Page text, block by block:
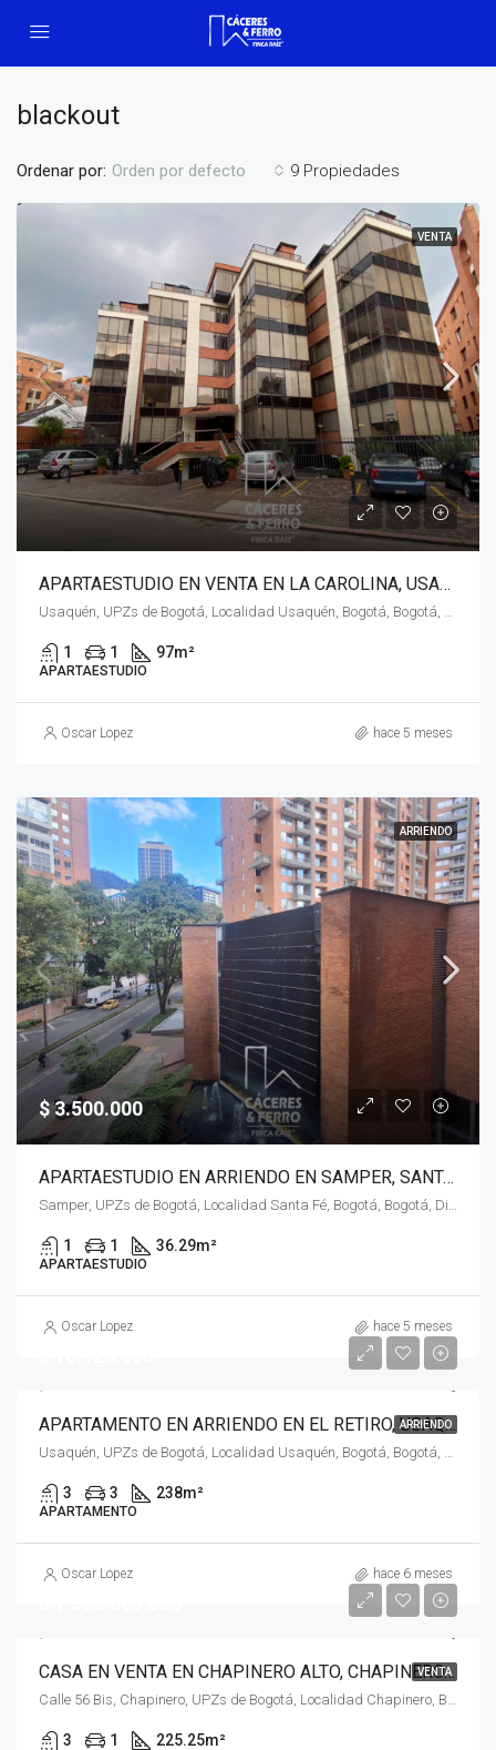
blackout
9 Propiedades
Ordenar por: Orden por defecto
VENTA
APARTAESTUDIO EN VENTA EN LA CAROLINA, USAQUÉN, BOGOTÁ, D.C. – (965)
1 1 97m²
APARTAESTUDIO
Oscar Lopez hace 5 meses
ARRIENDO
$ 3.500.000
APARTAESTUDIO EN ARRIENDO EN SAMPER, SANTA FE, BOGOTÁ, D.C. – (968)
Samper, UPZs de Bogotá, Localidad Santa Fé, Bogotá, Bogotá, Distrito Capital, RAP (Especial) Central, Colombia
1 1 36.29m²
APARTAESTUDIO
Oscar Lopez hace 5 meses
ARRIENDOAPARTAMENTO EN ARRIENDO EN EL RETIRO, USAQUÉN, BOGOTÁ, D.C. – (970)
Usaquén, UPZs de Bogotá, Localidad Usaquén, Bogotá, Bogotá, Distrito Capital, RAP (Especial) Central, 110111, Colombia
3 3 238m²
APARTAMENTO
Oscar Lopez hace 6 meses
VENTA
CASA EN VENTA EN CHAPINERO ALTO, CHAPINERO, BOGOTÁ, D.C. – (958)
Calle 56 Bis, Chapinero, UPZs de Bogotá, Localidad Chapinero, Bogotá, Bogotá, Distrito Capital, RAP (Especial) Central, 110231, Colombia
3 1 225.25m²